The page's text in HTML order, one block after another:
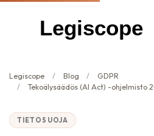
Legiscope
Legiscope Blog
GDPR
Tekoälysäädös (AI Act) -ohjelmisto 2026:
TIETOSUOJA